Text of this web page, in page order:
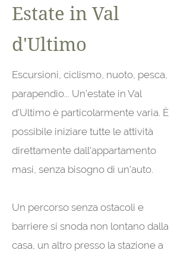
Estate in Val
d'Ultimo
Escursioni, ciclismo, nuoto, pesca,
parapendio... Un'estate in Val
d'Ultimo è particolarmente varia. È
possibile iniziare tutte le attività
direttamente dall'appartamento
masi, senza bisogno di un'auto.
Un percorso senza ostacoli e
barriere si snoda non lontano dalla
casa, un altro presso la stazione a